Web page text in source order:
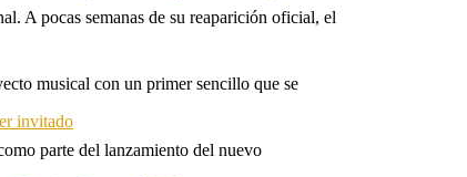
A pocas semanas de su reaparición oficial, el
musical con un primer sencillo que se
invitado
parte del lanzamiento del nuevo